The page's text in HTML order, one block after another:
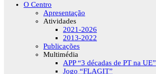
O Centro
Apresentação
Atividades
2021-2026
2013-2022
Publicações
Multimédia
APP “3 décadas de PT na UE”
Jogo “FLAGIT”